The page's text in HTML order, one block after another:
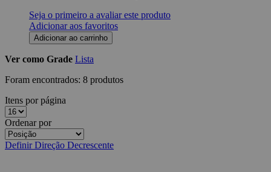
Seja o primeiro a avaliar este produto
Adicionar aos favoritos
Adicionar ao carrinho
Ver como Grade Lista
Foram encontrados: 8 produtos
Itens por página
Ordenar por
Definir Direção Decrescente